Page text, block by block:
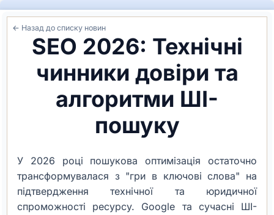
← Назад до списку новин
SEO 2026: Технічні
чинники довіри та
алгоритми ШІ-
пошуку
У 2026 році пошукова оптимізація остаточно
трансформувалася з "гри в ключові слова" на
підтвердження технічної та юридичної
спроможності ресурсу. Google та сучасні ШІ-